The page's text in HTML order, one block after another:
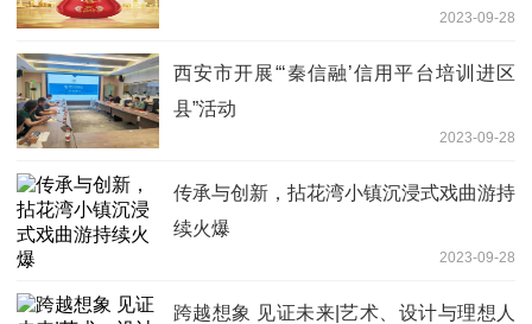
2023-09-28
西安市开展“‘秦信融’信用平台培训进区
县”活动
2023-09-28
传承与创新，拈花湾小镇沉浸式戏曲游持
续火爆
2023-09-28
跨越想象 见证未来|艺术、设计与理想人